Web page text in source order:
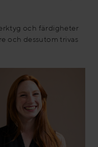
och färdigheter
och dessutom trivas